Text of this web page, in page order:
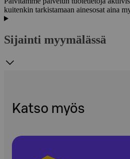
kuitenkin tarkistamaan ainesosat aina
Sijainti myymälässä
Katso myös